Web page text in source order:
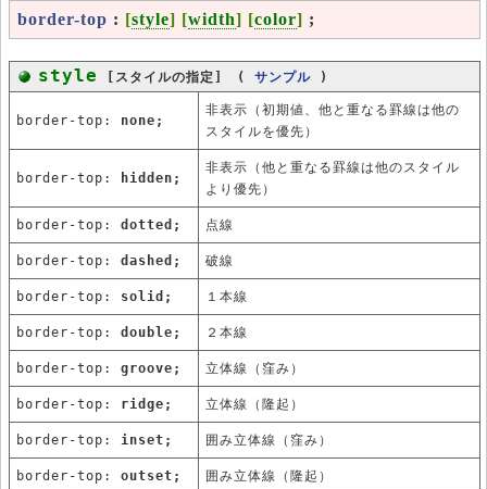
border-top : [style] [width] [color] ;
style [スタイルの指定] ( サンプル )
border-top: none;
非表示（初期値、他と重なる罫線は他の
スタイルを優先）
border-top: hidden;
非表示（他と重なる罫線は他のスタイル
より優先）
border-top: dotted; 点線
border-top: dashed; 破線
border-top: solid; １本線
border-top: double; ２本線
border-top: groove; 立体線（窪み）
border-top: ridge; 立体線（隆起）
border-top: inset; 囲み立体線（窪み）
border-top: outset; 囲み立体線（隆起）